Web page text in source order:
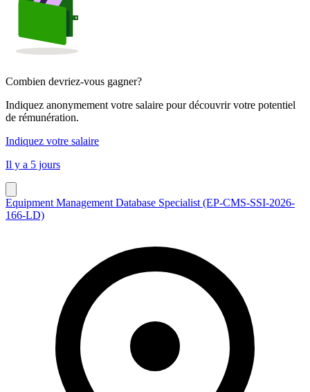
Combien devriez-vous gagner?
Indiquez anonymement votre salaire pour découvrir votre potentiel
de rémunération.
Indiquez votre salaire
Il y a 5 jours
Equipment Management Database Specialist (EP-CMS-SSI-2026-
166-LD)